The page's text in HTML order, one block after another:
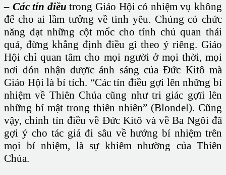
– Các tín điềutrong Giáo Hội có nhiệm vụ không
để cho ai lầm tưởng về tình yêu. Chúng có chức
năng đạt những cột mốc cho tính chủ quan thái
quá, đừng khẳng định điều gì theo ý riêng. Giáo
Hội chỉ quan tâm cho mọi người ở mọi thời, mọi
nơi đón nhận đượïc ánh sáng của Đức Kitô mà
Giáo Hội là bí tích. “Các tín điều gợi lên những bí
nhiệm về Thiên Chúa cũng như tri giác gợïi lên
những bí mật trong thiên nhiên” (Blondel). Cũng
vậy, chính tín điều về Đức Kitô và về Ba Ngôi đã
gợi ý cho tác giả đi sâu về hướng bí nhiệm trên
mọi bí nhiệm, là sự khiêm nhường của Thiên
Chúa.